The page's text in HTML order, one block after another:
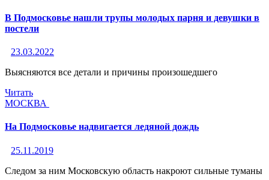
В Подмосковье нашли трупы молодых парня и девушки в
постели
23.03.2022
Выясняются все детали и причины произошедшего
Читать
МОСКВА
На Подмосковье надвигается ледяной дождь
25.11.2019
Следом за ним Московскую область накроют сильные туманы